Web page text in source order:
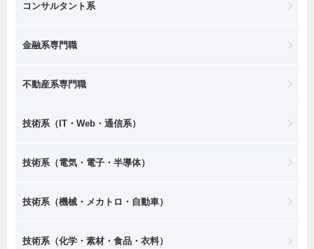
コンサルタント系
金融系専門職
不動産系専門職
技術系（IT・Web・通信系）
技術系（電気・電子・半導体）
技術系（機械・メカトロ・自動車）
技術系（化学・素材・食品・衣料）